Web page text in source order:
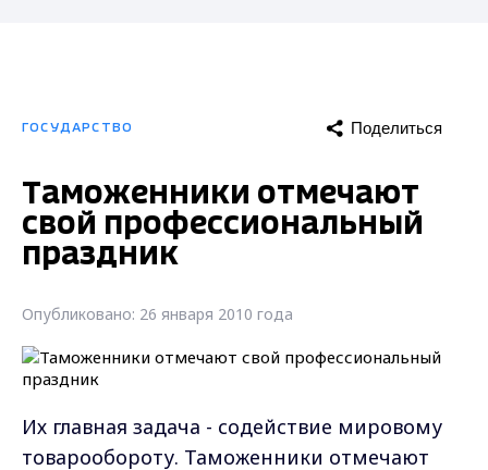
ГОСУДАРСТВО Поделиться
Таможенники отмечают
свой профессиональный
праздник
Опубликовано: 26 января 2010 года
Их главная задача - содействие мировому
товарообороту. Таможенники отмечают